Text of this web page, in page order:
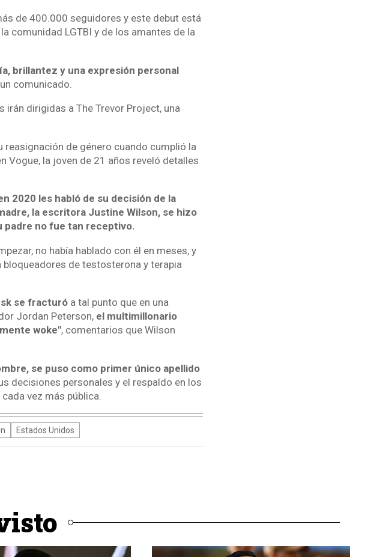
de 400.000 seguidores y este debut está
comunidad LGTBI y de los amantes de la
brillantez y una expresión personal
comunicado.
irán dirigidas a The Trevor Project, una
reasignación de género cuando cumplió la
Vogue, la joven de 21 años reveló detalles
2020 les habló de su decisión de la
la escritora Justine Wilson, se hizo
padre no fue tan receptivo.
no había hablado con él en meses, y
de testosterona y terapia
se fracturóa tal punto que en una
Jordan Peterson, el multimillonario
woke", comentarios que Wilson
se puso como primer único apellido
decisiones personales y el respaldo en los
vez más pública.
Estados Unidos